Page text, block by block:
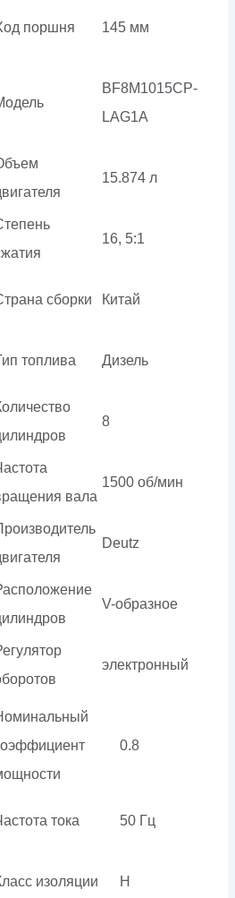
поршня 145 мм
BF8M1015CP-
LAG1A
15.874 л
16, 5:1
сборки Китай
топлива Дизель
8
вала
1500 об/мин
Deutz
V-образное
электронный
0.8
тока 50 Гц
изоляции H